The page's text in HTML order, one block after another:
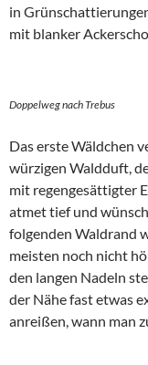
in
mit blanker
Doppelweg nach Trebus
Das erste Wäldchen
würzigen Waldduft,
mit regengesättigter
atmet tief und
folgenden Waldrand
meisten noch nicht
den langen Nadeln
der Nähe fast etwas
anreißen, wann man